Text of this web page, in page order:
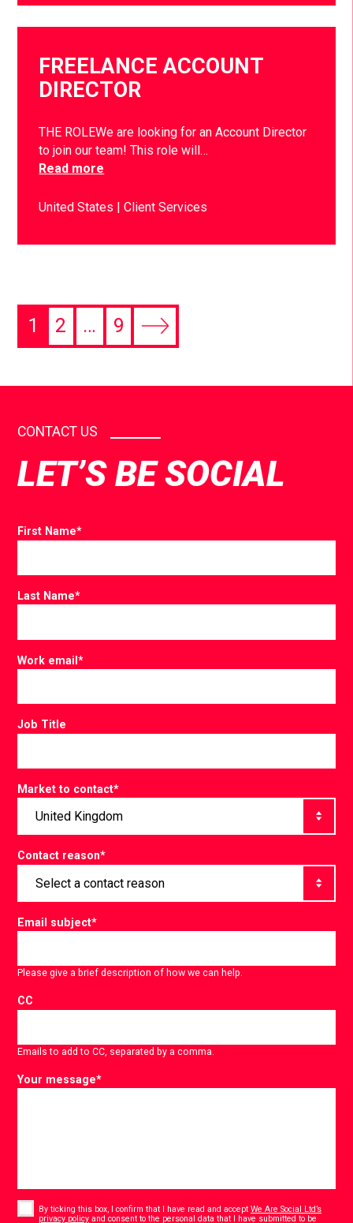
FREELANCE ACCOUNT
DIRECTOR
THE ROLEWe are looking for an Account Director
to join our team! This role will…
Read more
United States Client Services
1 2 … 9
CONTACT US
LET’S BE SOCIAL
First Name*
Last Name*
Work email*
Job Title
Market to contact*
Contact reason*
Email subject*
Please give a brief description of how we can help.
CC
Emails to add to CC, separated by a comma.
Your message*
By ticking this box, I confirm that I have read and acceptWe Are Social Ltd’s
privacy policy and consent to the personal data that I have submitted to be